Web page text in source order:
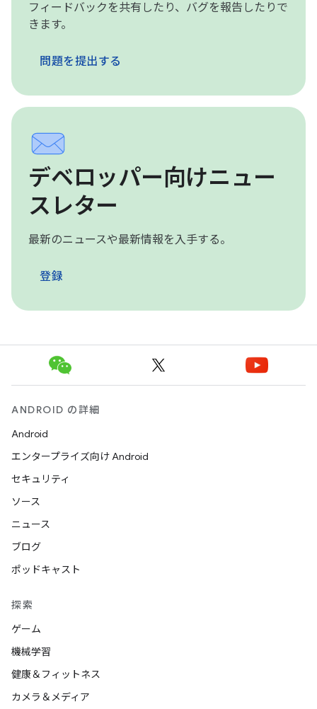
フィードバックを共有したり、バグを報告したりで
きます。
問題を提出する
デベロッパー向けニュー
スレター
最新のニュースや最新情報を入手する。
登録
ANDROID の詳細
Android
エンタープライズ向け Android
セキュリティ
ソース
ニュース
ブログ
ポッドキャスト
探索
ゲーム
機械学習
健康＆フィットネス
カメラ＆メディア